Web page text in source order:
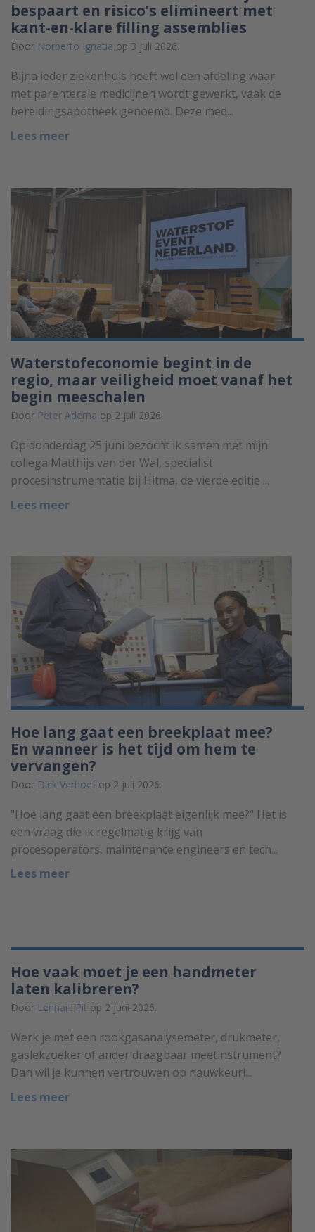
bespaart en risico’s elimineert met
kant-en-klare filling assemblies
Door Norberto Ignatia op 3 juli 2026.
Bijna ieder ziekenhuis heeft wel een afdeling waar
met parenterale medicijnen wordt gewerkt, vaak de
bereidingsapotheek genoemd. Deze med...
Lees meer
Waterstofeconomie begint in de
regio, maar veiligheid moet vanaf het
begin meeschalen
Door Peter Adema op 2 juli 2026.
Op donderdag 25 juni bezocht ik samen met mijn
collega Matthijs van der Wal, specialist
procesinstrumentatie bij Hitma, de vierde editie ...
Lees meer
Hoe lang gaat een breekplaat mee?
En wanneer is het tijd om hem te
vervangen?
Door Dick Verhoef op 2 juli 2026.
"Hoe lang gaat een breekplaat eigenlijk mee?" Het is
een vraag die ik regelmatig krijg van
procesoperators, maintenance engineers en tech...
Lees meer
Hoe vaak moet je een handmeter
laten kalibreren?
Door Lennart Pit op 2 juni 2026.
Werk je met een rookgasanalysemeter, drukmeter,
gaslekzoeker of ander draagbaar meetinstrument?
Dan wil je kunnen vertrouwen op nauwkeuri...
Lees meer